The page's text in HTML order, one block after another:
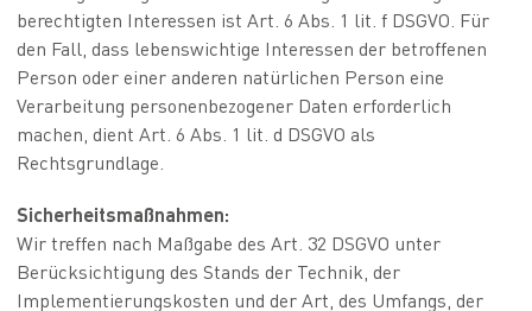
berechtigten Interessen ist Art. 6 Abs. 1 lit. f DSGVO. Für
den Fall, dass lebenswichtige Interessen der betroffenen
Person oder einer anderen natürlichen Person eine
Verarbeitung personenbezogener Daten erforderlich
machen, dient Art. 6 Abs. 1 lit. d DSGVO als
Rechtsgrundlage.
Sicherheitsmaßnahmen:
Wir treffen nach Maßgabe des Art. 32 DSGVO unter
Berücksichtigung des Stands der Technik, der
Implementierungskosten und der Art, des Umfangs, der